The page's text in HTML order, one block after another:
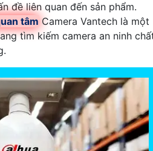
đề liên quan đến sản phẩm.
tâm Camera Vantech là một
tìm kiếm camera an ninh